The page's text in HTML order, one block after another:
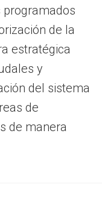
programados
de la
estratégica
y
del sistema
de
de manera